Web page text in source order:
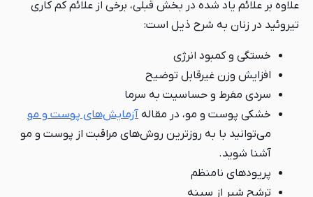
علاوه بر علائم یاد شده در بخش قبلی، برخی از علائم کم کاری
تیروئید در زنان به شرح ذیل است:
خستگی و کمبود انرژی
افزایش وزن غیرقابل توضیح
سردی مفرط و حساسیت به سرما
خشکی پوست و مو، در مقاله آزمایش‌های پوست و مو
می‌توانید با به روزترین روش‌های مراقبت از پوست و مو
آشنا شوید.
پریودهای نامنظم
ترشح شیر از سینه